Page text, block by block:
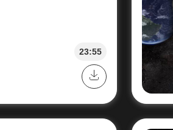
23:55